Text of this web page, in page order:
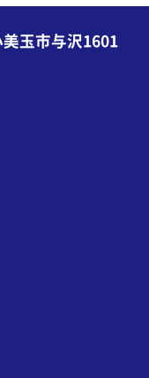
玉市与沢1601